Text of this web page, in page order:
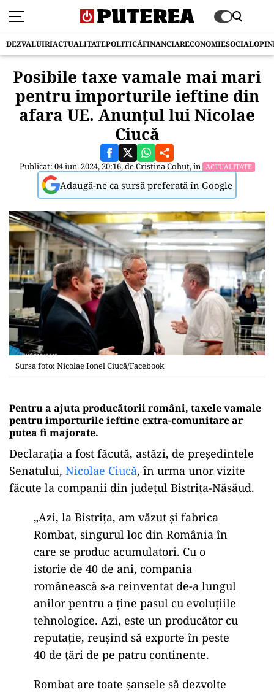
DEZVALUIRIACTUALITATEPOLITICĂFINANCIARECONOMIESOCIAL
Posibile taxe vamale mai mari
pentru importurile ieftine din
afara UE. Anunțul lui Nicolae
Ciucă
Publicat: 04 iun. 2024, 20:16, deCristina Cohuț, în ACTUALITATE
Adaugă-ne ca sursă preferată în Google
Sursa foto: Nicolae Ionel Ciucă/Facebook
Pentru a ajuta producătorii români, taxele vamale
pentru importurile ieftine extra-comunitare ar
putea fi majorate.
Declarația a fost făcută, astăzi, de președintele
Senatului, Nicolae Ciucă, în urma unor vizite
făcute la companii din județul Bistrița-Năsăud.
„Azi, la Bistrița, am văzut și fabrica
Rombat, singurul loc din România în
care se produc acumulatori. Cu o
istorie de 40 de ani, compania
românească s-a reinventat de-a lungul
anilor pentru a ține pasul cu evoluțiile
tehnologice. Azi, este un producător cu
reputație, reușind să exporte în peste
40 de țări de pe patru continente.
Rombat are toate șansele să dezvolte